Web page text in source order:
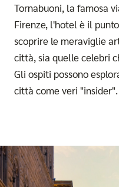
Tornabuoni, la famosa
Firenze, l'hotel è il
scoprire le meraviglie
città, sia quelle celebri
Gli ospiti possono
città come veri "insider".